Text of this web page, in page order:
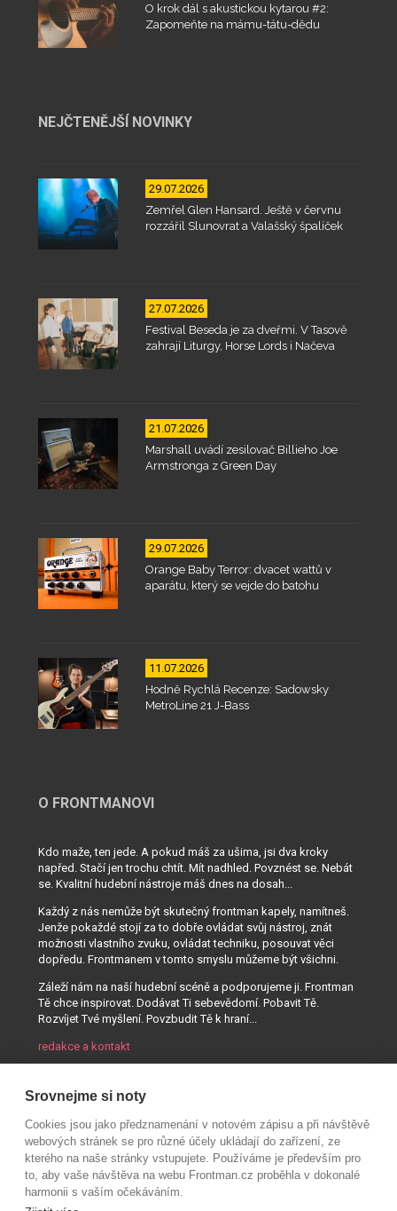
O krok dál s akustickou kytarou #2:
Zapomeňte na mámu-tátu-dědu
NEJČTENĚJŠÍ NOVINKY
29.07.2026
Zemřel Glen Hansard. Ještě v červnu
rozzářil Slunovrat a Valašský špalíček
27.07.2026
Festival Beseda je za dveřmi. V Tasově
zahrají Liturgy, Horse Lords i Načeva
21.07.2026
Marshall uvádí zesilovač Billieho Joe
Armstronga z Green Day
29.07.2026
Orange Baby Terror: dvacet wattů v
aparátu, který se vejde do batohu
11.07.2026
Hodně Rychlá Recenze: Sadowsky
MetroLine 21 J-Bass
O FRONTMANOVI
Kdo maže, ten jede. A pokud máš za ušima, jsi dva kroky
napřed. Stačí jen trochu chtít. Mít nadhled. Povznést se. Nebát
se. Kvalitní hudební nástroje máš dnes na dosah...
Každý z nás nemůže být skutečný frontman kapely, namítneš.
Jenže pokaždé stojí za to dobře ovládat svůj nástroj, znát
možnosti vlastního zvuku, ovládat techniku, posouvat věci
dopředu. Frontmanem v tomto smyslu můžeme být všichni.
Záleží nám na naší hudební scéně a podporujeme ji. Frontman
Tě chce inspirovat. Dodávat Ti sebevědomí. Pobavit Tě.
Rozvíjet Tvé myšlení. Povzbudit Tě k hraní...
redakce a kontakt
Srovnejme si noty
Cookies jsou jako předznamenání v notovém zápisu a při návštěvě
webových stránek se pro různé účely ukládají do zařízení, ze
kterého na naše stránky vstupujete. Používáme je především pro
to, aby vaše návštěva na webu Frontman.cz proběhla v dokonalé
harmonii s vaším očekáváním.